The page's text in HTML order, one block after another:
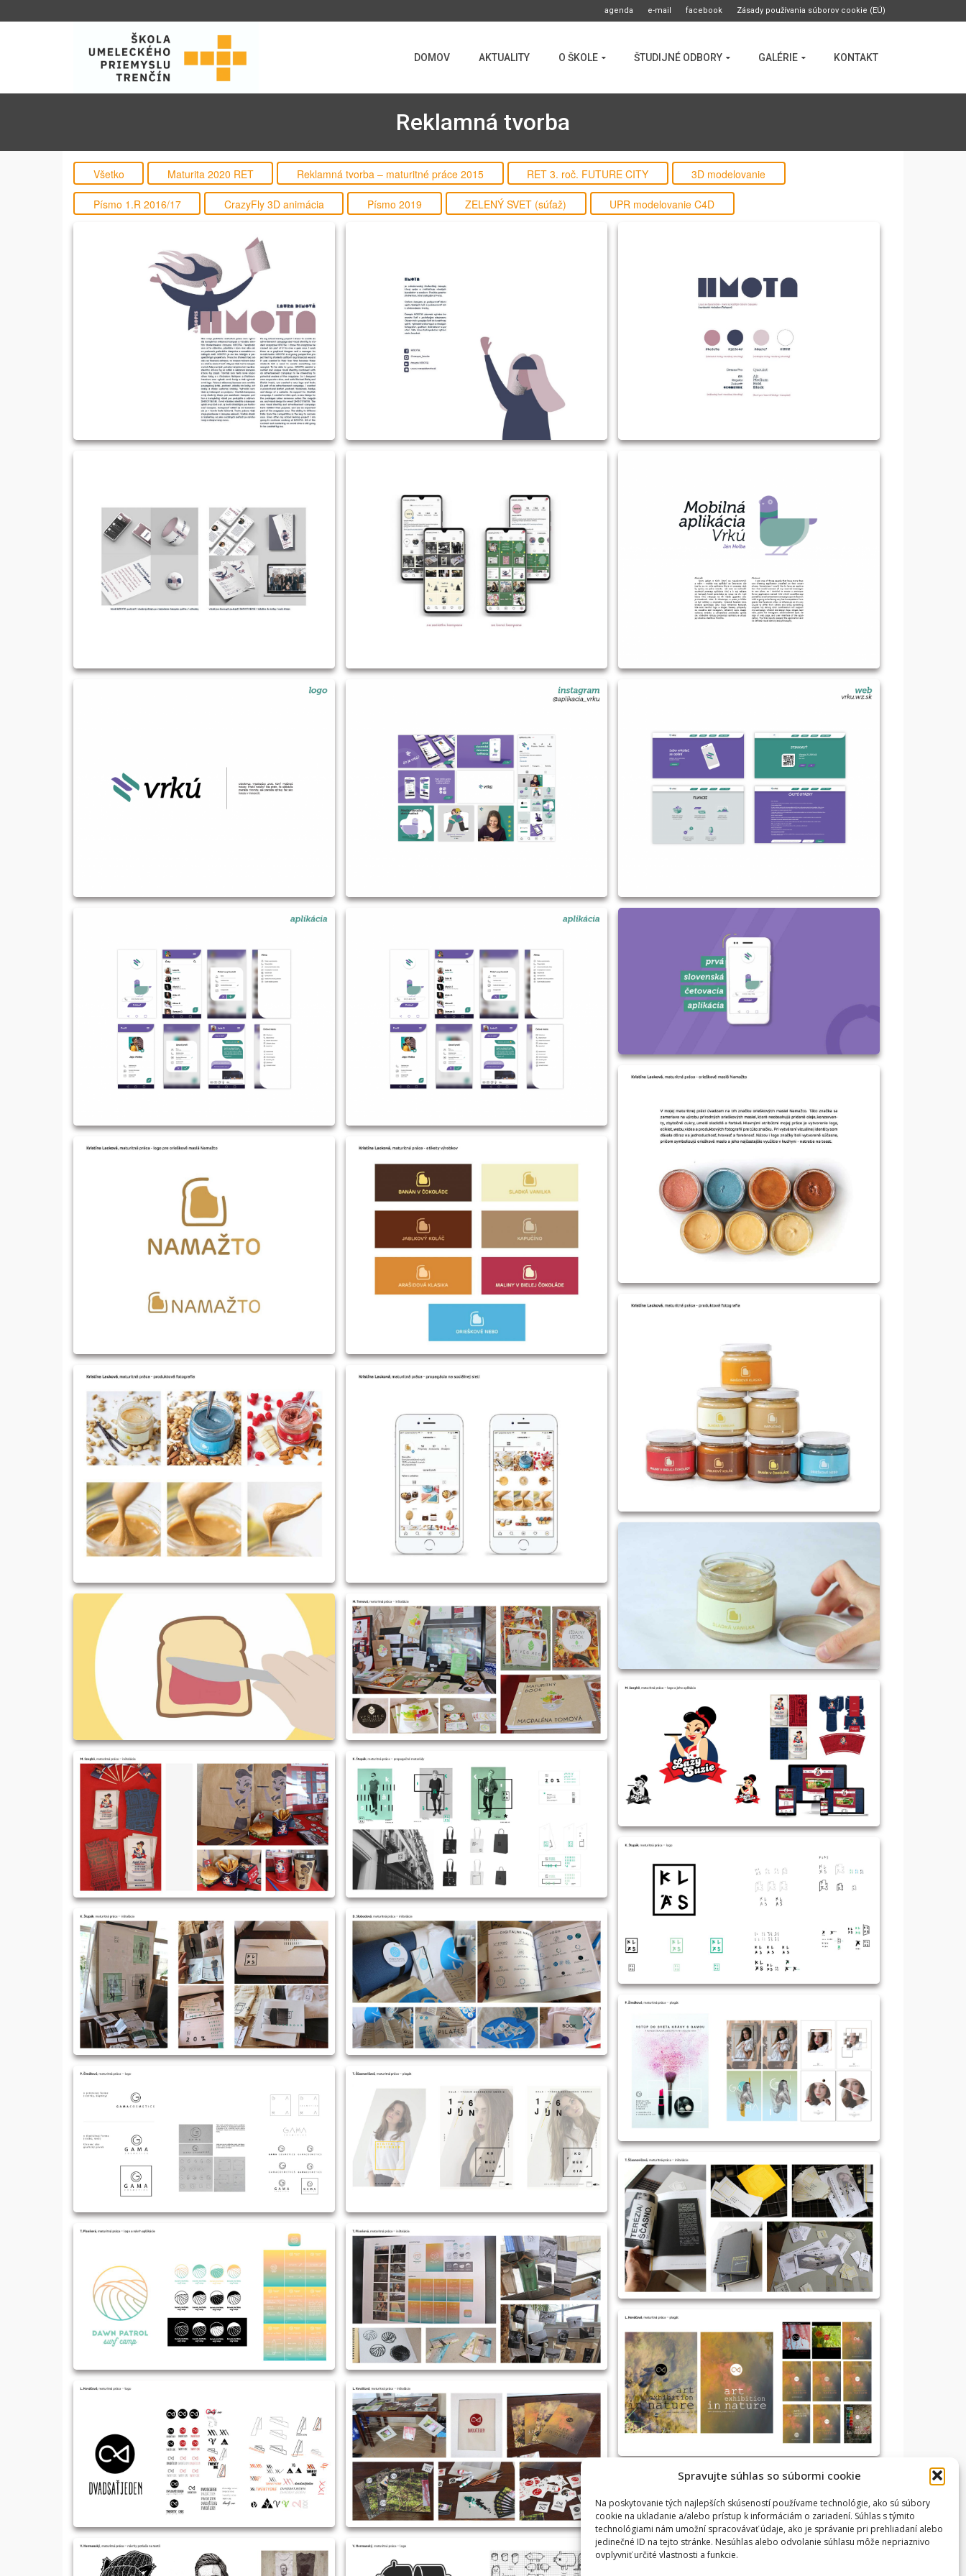
Spravujte súhlas so súbormi cookie
Na poskytovanie tých najlepších skúseností používame technológie, ako sú súbory
cookie na ukladanie a/alebo prístup k informáciám o zariadení. Súhlas s týmito
technológiami nám umožní spracovávať údaje, ako je správanie pri prehliadaní alebo
jedinečné ID na tejto stránke. Nesúhlas alebo odvolanie súhlasu môže nepriaznivo
ovplyvniť určité vlastnosti a funkcie.
agenda e-mail facebook Zásady používania súborov cookie (EÚ)
DOMOV AKTUALITY O ŠKOLE ŠTUDIJNÉ ODBORY GALÉRIE KONTAKT
Reklamná tvorba
Všetko Maturita 2020 RET Reklamná tvorba – maturitné práce 2015 RET 3. roč. FUTURE CITY 3D modelovanie
Písmo 1.R 2016/17 CrazyFly 3D animácia Písmo 2019 ZELENÝ SVET (súťaž) UPR modelovanie C4D